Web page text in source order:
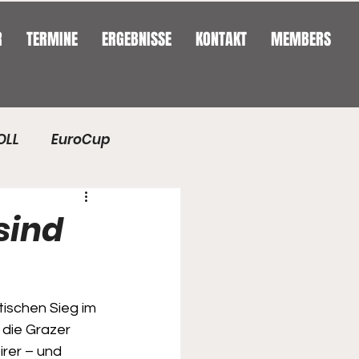
TERMINE ERGEBNISSE KONTAKT MEMBERS
EuroCup
Sieg im
Grazer
– und